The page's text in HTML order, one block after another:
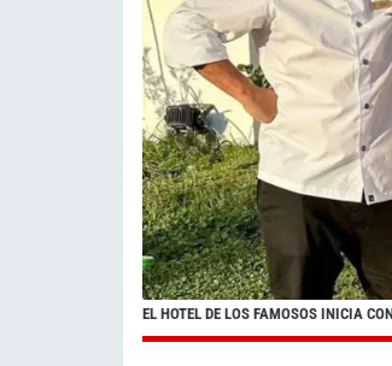
EL HOTEL DE LOS FAMOSOS INICIA